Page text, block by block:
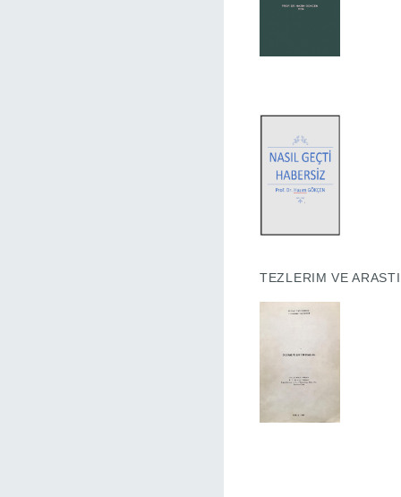
TEZLERIM VE